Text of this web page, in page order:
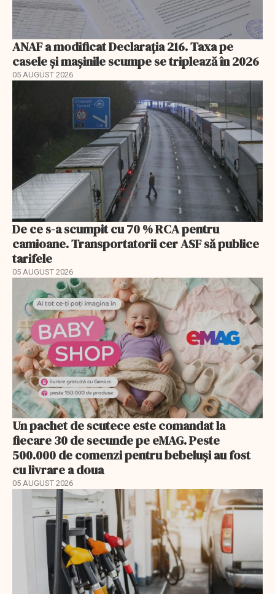
ANAF a modificat Declarația 216. Taxa pe
casele și mașinile scumpe se triplează în 2026
05 AUGUST 2026
De ce s-a scumpit cu 70 % RCA pentru
camioane. Transportatorii cer ASF să publice
tarifele
05 AUGUST 2026
Un pachet de scutece este comandat la
fiecare 30 de secunde pe eMAG. Peste
500.000 de comenzi pentru bebeluși au fost
cu livrare a doua
05 AUGUST 2026